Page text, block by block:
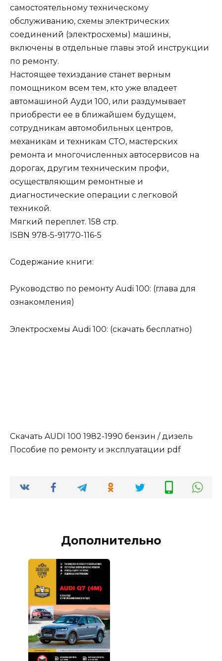
самостоятельному техническому
обслуживанию, схемы электрических
соединений (электросхемы) машины,
включены в отдельные главы этой инструкции
по ремонту.
Настоящее техиздание станет верным
помощником всем тем, кто уже владеет
автомашиной Ауди 100, или раздумывает
приобрести ее в ближайшем будущем,
сотрудникам автомобильных центров,
механикам и техникам СТО, мастерских
ремонта и многочисленных автосервисов на
дорогах, другим техническим профи,
осуществляющим ремонтные и
диагностические операции с легковой
техникой.
Мягкий переплет. 158 стр.
ISBN 978-5-91770-116-5
Содержание книги:
Руководство по ремонту Audi 100: (глава для
ознакомления)
Электросхемы Audi 100: (скачать бесплатно)
Скачать AUDI 100 1982-1990 бензин / дизель
Пособие по ремонту и эксплуатации pdf
Дополнительно